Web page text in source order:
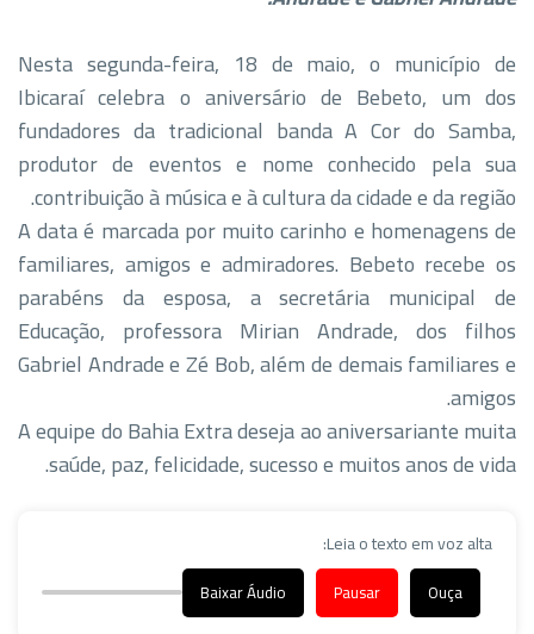
Nesta segunda-feira, 18 de maio, o município de
Ibicaraí celebra o aniversário de Bebeto, um dos
fundadores da tradicional banda A Cor do Samba,
produtor de eventos e nome conhecido pela sua
contribuição à música e à cultura da cidade e da região.
A data é marcada por muito carinho e homenagens de
familiares, amigos e admiradores. Bebeto recebe os
parabéns da esposa, a secretária municipal de
Educação, professora Mirian Andrade, dos filhos
Gabriel Andrade e Zé Bob, além de demais familiares e
amigos.
A equipe do Bahia Extra deseja ao aniversariante muita
saúde, paz, felicidade, sucesso e muitos anos de vida.
Leia o texto em voz alta:
Ouça
Pausar
Baixar Áudio